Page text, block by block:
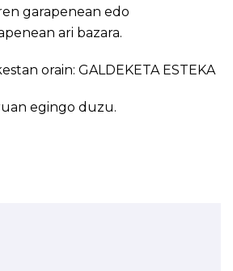
garapenean edo
ari bazara.
orain: GALDEKETA ESTEKA
egingo duzu.